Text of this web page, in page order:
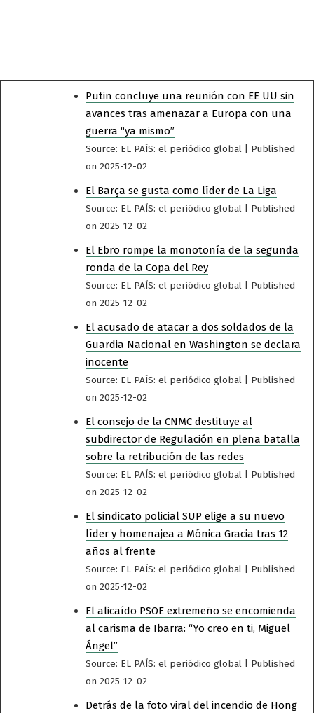
Putin concluye una reunión con EE UU sin
avances tras amenazar a Europa con una
guerra “ya mismo”
Source: EL PAÍS: el periódico global
Published
on 2025-12-02
El Barça se gusta como líder de La Liga
Source: EL PAÍS: el periódico global
Published
on 2025-12-02
El Ebro rompe la monotonía de la segunda
ronda de la Copa del Rey
Source: EL PAÍS: el periódico global
Published
on 2025-12-02
El acusado de atacar a dos soldados de la
Guardia Nacional en Washington se declara
inocente
Source: EL PAÍS: el periódico global
Published
on 2025-12-02
El consejo de la CNMC destituye al
subdirector de Regulación en plena batalla
sobre la retribución de las redes
Source: EL PAÍS: el periódico global
Published
on 2025-12-02
El sindicato policial SUP elige a su nuevo
líder y homenajea a Mónica Gracia tras 12
años al frente
Source: EL PAÍS: el periódico global
Published
on 2025-12-02
El alicaído PSOE extremeño se encomienda
al carisma de Ibarra: “Yo creo en ti, Miguel
Ángel”
Source: EL PAÍS: el periódico global
Published
on 2025-12-02
Detrás de la foto viral del incendio de Hong